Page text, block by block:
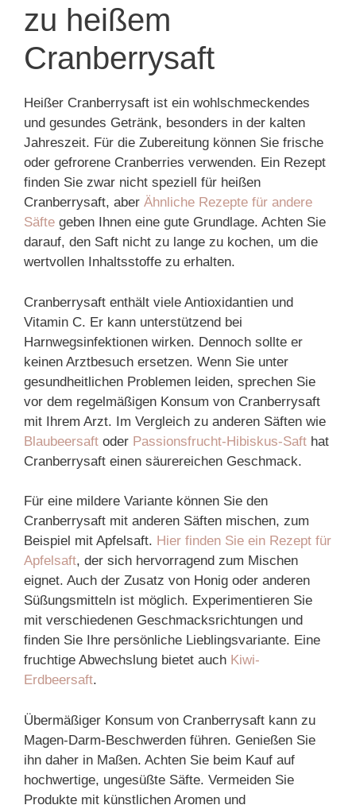
zu heißem
Cranberrysaft
Heißer Cranberrysaft ist ein wohlschmeckendes
und gesundes Getränk, besonders in der kalten
Jahreszeit. Für die Zubereitung können Sie frische
oder gefrorene Cranberries verwenden. Ein Rezept
finden Sie zwar nicht speziell für heißen
Cranberrysaft, aber Ähnliche Rezepte für andere
Säfte geben Ihnen eine gute Grundlage. Achten Sie
darauf, den Saft nicht zu lange zu kochen, um die
wertvollen Inhaltsstoffe zu erhalten.
Cranberrysaft enthält viele Antioxidantien und
Vitamin C. Er kann unterstützend bei
Harnwegsinfektionen wirken. Dennoch sollte er
keinen Arztbesuch ersetzen. Wenn Sie unter
gesundheitlichen Problemen leiden, sprechen Sie
vor dem regelmäßigen Konsum von Cranberrysaft
mit Ihrem Arzt. Im Vergleich zu anderen Säften wie
Blaubeersaft oder Passionsfrucht-Hibiskus-Saft hat
Cranberrysaft einen säurereichen Geschmack.
Für eine mildere Variante können Sie den
Cranberrysaft mit anderen Säften mischen, zum
Beispiel mit Apfelsaft. Hier finden Sie ein Rezept für
Apfelsaft, der sich hervorragend zum Mischen
eignet. Auch der Zusatz von Honig oder anderen
Süßungsmitteln ist möglich. Experimentieren Sie
mit verschiedenen Geschmacksrichtungen und
finden Sie Ihre persönliche Lieblingsvariante. Eine
fruchtige Abwechslung bietet auch Kiwi-
Erdbeersaft.
Übermäßiger Konsum von Cranberrysaft kann zu
Magen-Darm-Beschwerden führen. Genießen Sie
ihn daher in Maßen. Achten Sie beim Kauf auf
hochwertige, ungesüßte Säfte. Vermeiden Sie
Produkte mit künstlichen Aromen und